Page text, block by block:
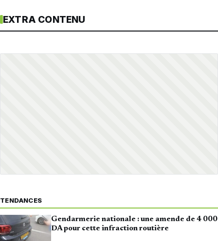
EXTRA CONTENU
TENDANCES
Gendarmerie nationale : une amende de 4 000
DA pour cette infraction routière